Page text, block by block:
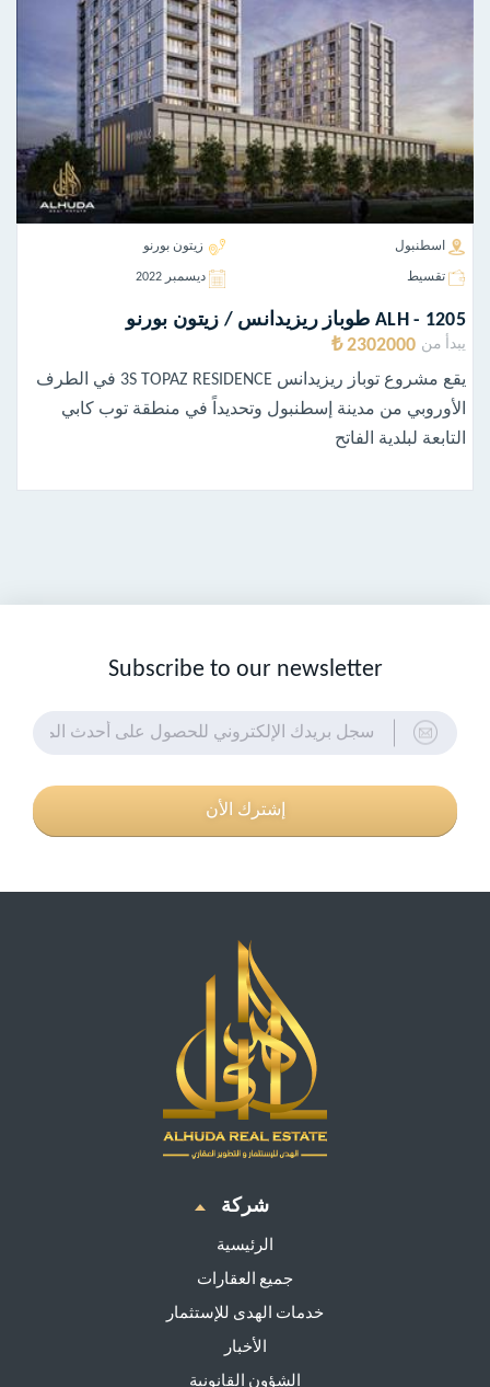
اسطنبول زيتون بورنو
تقسيط ديسمبر 2022
ALH - 1205 طوباز ريزيدانس / زيتون بورنو
يبدأ من 2302000 ₺
يقع مشروع توباز ريزيدانس 3S TOPAZ RESIDENCE في الطرف
الأوروبي من مدينة إسطنبول وتحديداً في منطقة توب كابي
التابعة لبلدية الفاتح
Subscribe to our newsletter
إشترك الأن
شركة
الرئيسية
جميع العقارات
خدمات الهدى للإستثمار
الأخبار
الشؤون القانونية